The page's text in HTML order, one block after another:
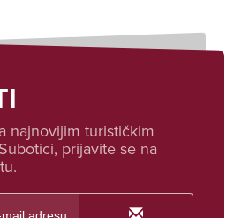
najnovijim turističkim
prijavite se na